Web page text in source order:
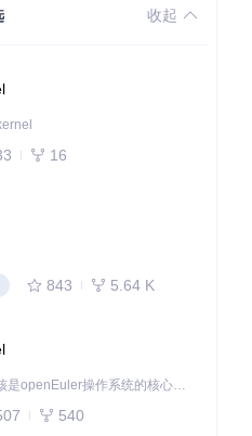
收起
16
843 5.64 K
openEuler内核是openEuler操作系统的核心，既是系统性能与稳定性的基石，也是连接处理器、设备与服务的桥梁。
540